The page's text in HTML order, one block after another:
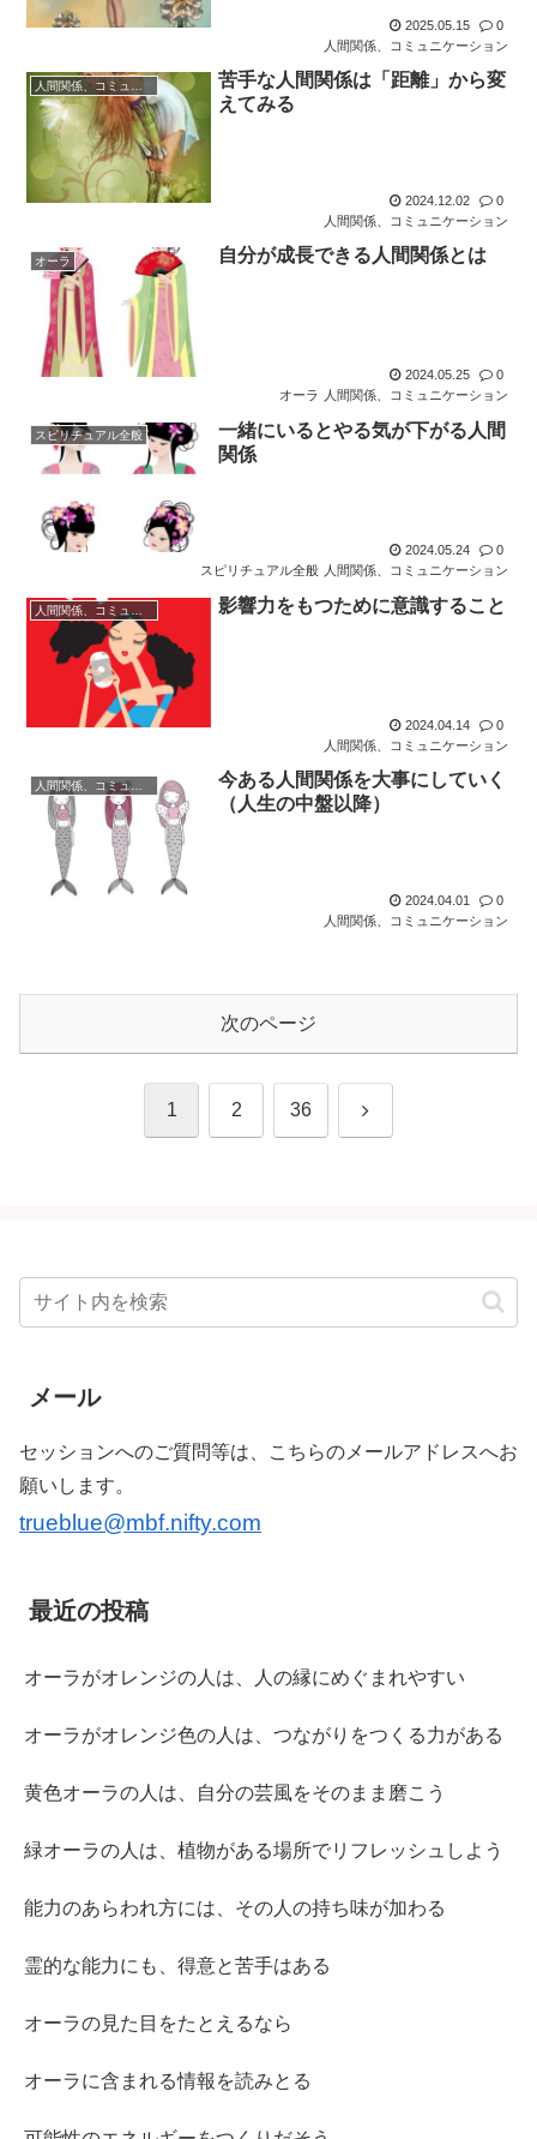
2025.05.15
0
人間関係、コミュニケーション
苦手な人間関係は「距離」から変
えてみる
2024.12.02
0
人間関係、コミュニケーション
オーラ 自分が成長できる人間関係とは
2024.05.25
0
オーラ
人間関係、コミュニケーション
スピリチュアル全般
一緒にいるとやる気が下がる人間
関係
2024.05.24
0
スピリチュアル全般
人間関係、コミュニケーション
人間関係、コミュニケーション 影響力をもつために意識すること
2024.04.14
0
人間関係、コミュニケーション
人間関係、コミュニケーション
今ある人間関係を大事にしていく
（人生の中盤以降）
2024.04.01
0
人間関係、コミュニケーション
次のページ
1 2 36 次
メール
セッションへのご質問等は、こちらのメールアドレスへお
願いします。
trueblue@mbf.nifty.com
最近の投稿
オーラがオレンジの人は、人の縁にめぐまれやすい
オーラがオレンジ色の人は、つながりをつくる力がある
黄色オーラの人は、自分の芸風をそのまま磨こう
緑オーラの人は、植物がある場所でリフレッシュしよう
能力のあらわれ方には、その人の持ち味が加わる
霊的な能力にも、得意と苦手はある
オーラの見た目をたとえるなら
オーラに含まれる情報を読みとる